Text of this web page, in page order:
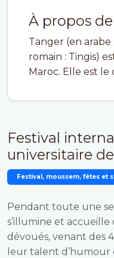
À propos
Tanger (en arabe : طنجة, Tanja; en gréco-
romain : Tingis)
Maroc. Elle est le
Festival
universitaire
Festival, moussem, fêtes et
Pendant toute une
s’illumine et
dévoués, venant des
leur talent